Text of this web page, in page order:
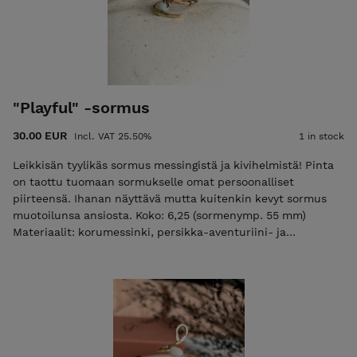
"Playful" -sormus
30.00 EUR Incl. VAT 25.50% 1 in stock
Leikkisän tyylikäs sormus messingistä ja kivihelmistä! Pinta
on taottu tuomaan sormukselle omat persoonalliset
piirteensä. Ihanan näyttävä mutta kuitenkin kevyt sormus
muotoilunsa ansiosta. Koko: 6,25 (sormenymp. 55 mm)
Materiaalit: korumessinki, persikka-aventuriini- ja
tummentumia pois. Materiaalitietoa: korumessinki (85%
kupari, 15% sinkki) on hyvin allergiasiedetty koska ei sisällä
mitään muita kuin ko. metalleja. Messinki saattaa hennosti
värjätä ihoa olosuhteista riippuen (hikoilu, voiteet tms) mikä
on sen sisältämän kuparin oksidoitumisesta aiheutuva